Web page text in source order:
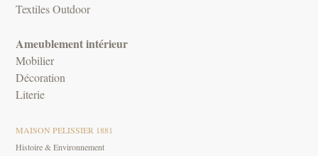
Textiles Outdoor
Ameublement intérieur
Mobilier
Décoration
Literie
MAISON PELISSIER 1881
Histoire & Environnement